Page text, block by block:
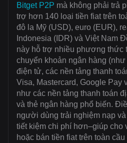
Bitget P2P mà không phải trả
trợ hơn 140 loại tiền fiat trên
đô la Mỹ (USD), euro (EUR),
Indonesia (IDR) và Việt Nam
này hỗ trợ nhiều phương thức
chuyển khoản ngân hàng
điện tử, các nền tảng thanh
Visa, Mastercard, Google Pay
như các nền tảng thanh toán
và thẻ ngân hàng phổ biến.
người dùng trải nghiệm nạp
tiết kiệm chi phí hơn–giúp cho
hoặc bán tiền fiat trên toàn